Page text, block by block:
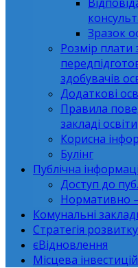
Зразок
Розмір плати
здобувачів
Додаткові
Правила
закладі освіти
Корисна
Булінг
Публічна
Доступ до
Нормативно
Комунальні
Стратегія розвитку
єВідновлення
Місцева